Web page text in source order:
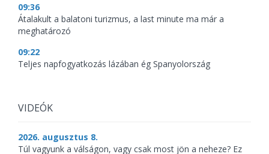
09:36
Átalakult a balatoni turizmus, a last minute ma már a
meghatározó
09:22
Teljes napfogyatkozás lázában ég Spanyolország
VIDEÓK
2026. augusztus 8.
Túl vagyunk a válságon, vagy csak most jön a neheze? Ez